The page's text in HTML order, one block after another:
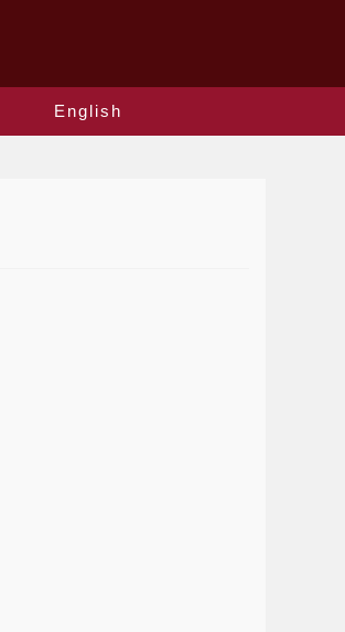
English